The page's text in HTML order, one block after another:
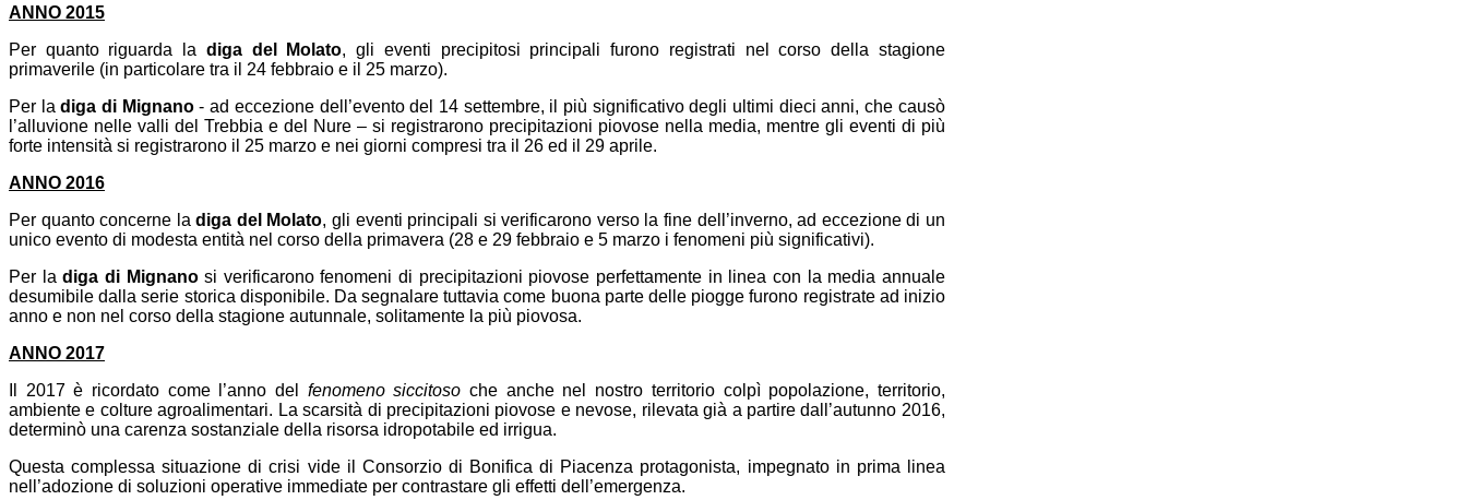
ANNO 2015
Per quanto riguarda la diga del Molato, gli eventi precipitosi principali furono registrati nel corso della stagione
primaverile (in particolare tra il 24 febbraio e il 25 marzo).
Per ladiga di Mignano- ad eccezione dell’evento del 14 settembre, il più significativo degli ultimi dieci anni, che causò
l’alluvione nelle valli del Trebbia e del Nure – si registrarono precipitazioni piovose nella media, mentre gli eventi di più
forte intensità si registrarono il 25 marzo e nei giorni compresi tra il 26 ed il 29 aprile.
ANNO 2016
Per quanto concerne ladiga del Molato, gli eventi principali si verificarono verso la fine dell’inverno, ad eccezione di un
unico evento di modesta entità nel corso della primavera (28 e 29 febbraio e 5 marzo i fenomeni più significativi).
Per ladiga di Mignanosi verificarono fenomeni di precipitazioni piovose perfettamente in linea con la media annuale
desumibile dalla serie storica disponibile. Da segnalare tuttavia come buona parte delle piogge furono registrate ad inizio
anno e non nel corso della stagione autunnale, solitamente la più piovosa.
ANNO 2017
Il 2017 è ricordato come l’anno del fenomeno siccitoso che anche nel nostro territorio colpì popolazione, territorio,
ambiente e colture agroalimentari. La scarsità di precipitazioni piovose e nevose, rilevata già a partire dall’autunno 2016,
determinò una carenza sostanziale della risorsa idropotabile ed irrigua.
Questa complessa situazione di crisi vide il Consorzio di Bonifica di Piacenza protagonista, impegnato in prima linea
nell’adozione di soluzioni operative immediate per contrastare gli effetti dell’emergenza.